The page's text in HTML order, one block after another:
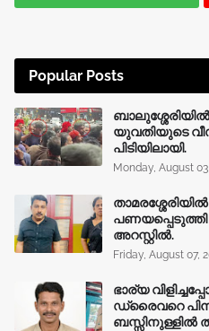
Popular Posts
യുവതിയുടെ
പിടിയിലായി.
Monday, August
പണയപ്പെടുത്തി
അറസ്റ്റിൽ.
Friday, August 07,
ഭാര്യ
ഡ്രൈവറെ
ബസ്സിനുള്ളില്‍